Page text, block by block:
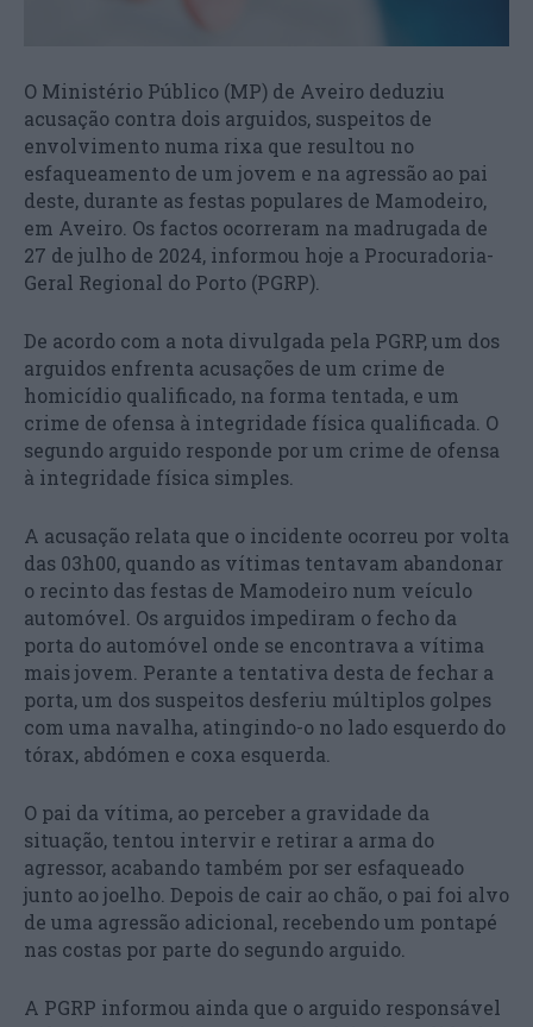
O Ministério Público (MP) de Aveiro deduziu
acusação contra dois arguidos, suspeitos de
envolvimento numa rixa que resultou no
esfaqueamento de um jovem e na agressão ao pai
deste, durante as festas populares de Mamodeiro,
em Aveiro. Os factos ocorreram na madrugada de
27 de julho de 2024, informou hoje a Procuradoria-
Geral Regional do Porto (PGRP).
De acordo com a nota divulgada pela PGRP, um dos
arguidos enfrenta acusações de um crime de
homicídio qualificado, na forma tentada, e um
crime de ofensa à integridade física qualificada. O
segundo arguido responde por um crime de ofensa
à integridade física simples.
A acusação relata que o incidente ocorreu por volta
das 03h00, quando as vítimas tentavam abandonar
o recinto das festas de Mamodeiro num veículo
automóvel. Os arguidos impediram o fecho da
porta do automóvel onde se encontrava a vítima
mais jovem. Perante a tentativa desta de fechar a
porta, um dos suspeitos desferiu múltiplos golpes
com uma navalha, atingindo-o no lado esquerdo do
tórax, abdómen e coxa esquerda.
O pai da vítima, ao perceber a gravidade da
situação, tentou intervir e retirar a arma do
agressor, acabando também por ser esfaqueado
junto ao joelho. Depois de cair ao chão, o pai foi alvo
de uma agressão adicional, recebendo um pontapé
nas costas por parte do segundo arguido.
A PGRP informou ainda que o arguido responsável